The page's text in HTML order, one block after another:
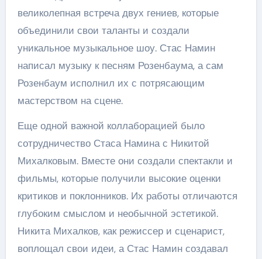
великолепная встреча двух гениев, которые
объединили свои таланты и создали
уникальное музыкальное шоу. Стас Намин
написал музыку к песням Розенбаума, а сам
Розенбаум исполнил их с потрясающим
мастерством на сцене.
Еще одной важной коллаборацией было
сотрудничество Стаса Намина с Никитой
Михалковым. Вместе они создали спектакли и
фильмы, которые получили высокие оценки
критиков и поклонников. Их работы отличаются
глубоким смыслом и необычной эстетикой.
Никита Михалков, как режиссер и сценарист,
воплощал свои идеи, а Стас Намин создавал